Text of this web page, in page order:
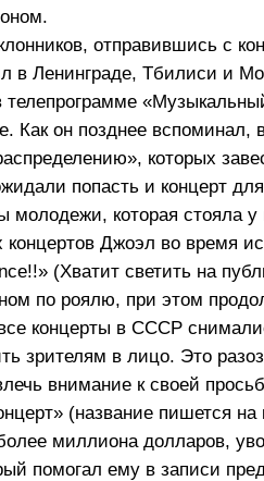
отправившись с
в Ленинграде, Тбилиси и
Как он позднее
которых
попасть и концерт
молодежи, которая стояла
концертов Джоэл во время
(Хватит светить на
по роялю, при этом
концерты в СССР
зрителям в лицо. Это
внимание к своей
(название пишется
миллиона долларов,
помогал ему в записи